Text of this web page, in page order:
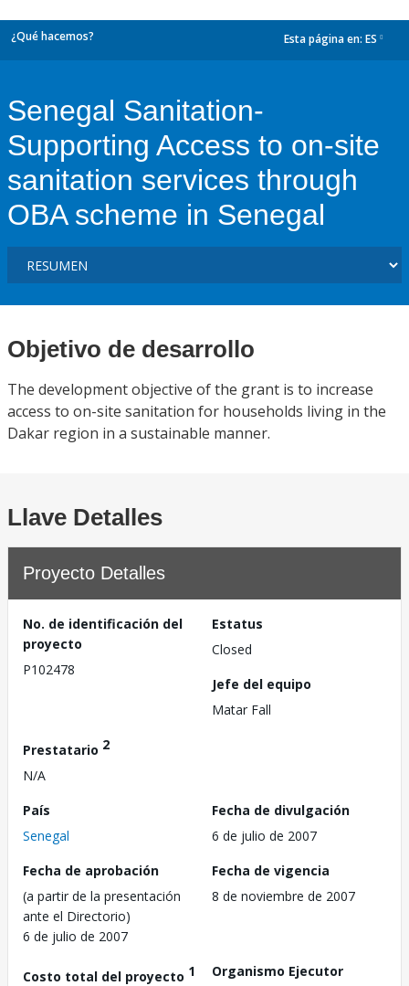
¿Qué hacemos? Esta página en: ES
Senegal Sanitation-
Supporting Access to on-site
sanitation services through
OBA scheme in Senegal
Objetivo de desarrollo
The development objective of the grant is to increase
access to on-site sanitation for households living in the
Dakar region in a sustainable manner.
Llave Detalles
Proyecto Detalles
No. de identificación del
proyecto
P102478
Estatus
Closed
Jefe del equipo
Matar Fall
Prestatario 2
N/A
País
Senegal
Fecha de divulgación
6 de julio de 2007
Fecha de aprobación
(a partir de la presentación
ante el Directorio)
6 de julio de 2007
Fecha de vigencia
8 de noviembre de 2007
Costo total del proyecto 1
Organismo Ejecutor